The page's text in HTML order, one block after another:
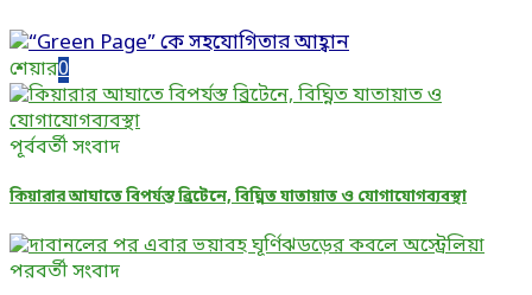
শেয়ার0
পূর্ববর্তী সংবাদ
কিয়ারার আঘাতে বিপর্যস্ত ব্রিটেনে, বিঘ্নিত যাতায়াত ও যোগাযোগব্যবস্থা
পরবর্তী সংবাদ